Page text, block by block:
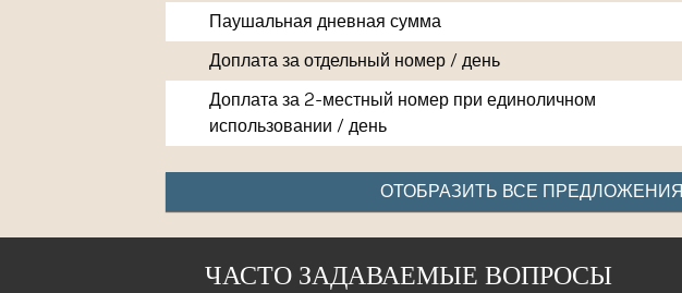
Паушальная дневная сумма
Доплата за отдельный номер / день
Доплата за 2-местный номер при единоличном
использовании / день
ОТОБРАЗИТЬ ВСЕ ПРЕДЛОЖЕНИЯ
ЧАСТО ЗАДАВАЕМЫЕ ВОПРОСЫ